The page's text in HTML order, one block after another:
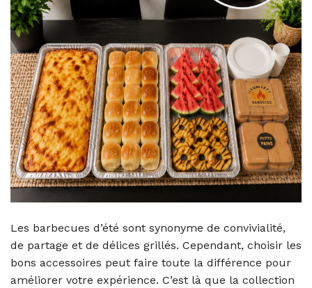
Les barbecues d’été sont synonyme de convivialité,
de partage et de délices grillés. Cependant, choisir les
bons accessoires peut faire toute la différence pour
améliorer votre expérience. C’est là que la collection